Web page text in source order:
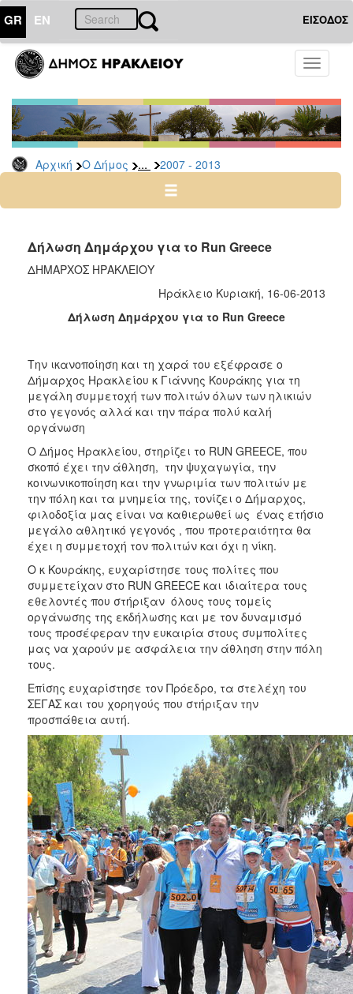
GR EN ΕΙΣΟΔΟΣ
Toggle
Αρχική Ο Δήμος ... 2007 - 2013
ΔΗΜΟΣ
Δήμαρχος
Ομιλίες
-
Χαιρετισμοί
-
2024
-
2014
2023
2013
Απολογισμός
Έργου
ΤΟΠΟΣ
ΠΟΛΙΤΙΣΜΟΣ
ΑΝΘΕΚΤΙΚΗ
ΠΟΛΗ
Δήλωση Δημάρχου για το Run Greece
ΔΗΜΑΡΧΟΣ ΗΡΑΚΛΕΙΟΥ
Ηράκλειο Κυριακή, 16-06-2013
Δήλωση Δημάρχου για το Run Greece
Την ικανοποίηση και τη χαρά του εξέφρασε ο
Δήμαρχος Ηρακλείου κ Γιάννης Κουράκης για τη
μεγάλη συμμετοχή των πολιτών όλων των ηλικιών
στο γεγονός αλλά και την πάρα πολύ καλή
οργάνωση
Ο Δήμος Ηρακλείου, στηρίζει το RUN GREECE, που
σκοπό έχει την άθληση, την ψυχαγωγία, την
κοινωνικοποίηση και την γνωριμία των πολιτών με
την πόλη και τα μνημεία της, τονίζει ο Δήμαρχος,
φιλοδοξία μας είναι να καθιερωθεί ως ένας ετήσιο
μεγάλο αθλητικό γεγονός , που προτεραιότητα θα
έχει η συμμετοχή τον πολιτών και όχι η νίκη.
Ο κ Κουράκης, ευχαρίστησε τους πολίτες που
συμμετείχαν στο RUN GREECE και ιδιαίτερα τους
εθελοντές που στήριξαν όλους τους τομείς
οργάνωσης της εκδήλωσης και με τον δυναμισμό
τους προσέφεραν την ευκαιρία στους συμπολίτες
μας να χαρούν με ασφάλεια την άθληση στην πόλη
τους.
Επίσης ευχαρίστησε τον Πρόεδρο, τα στελέχη του
ΣΕΓΑΣ και του χορηγούς που στήριξαν την
προσπάθεια αυτή.